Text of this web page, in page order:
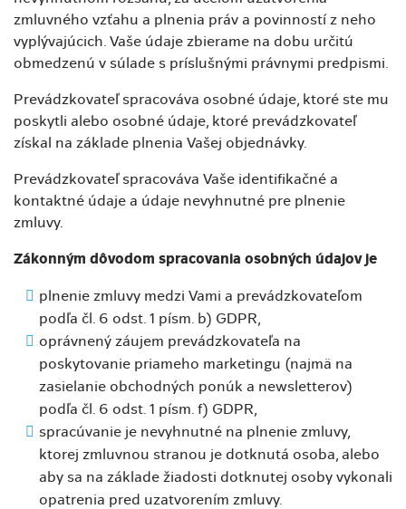
zmluvného vzťahu a plnenia práv a povinností z neho
vyplývajúcich. Vaše údaje zbierame na dobu určitú
obmedzenú v súlade s príslušnými právnymi predpismi.
Prevádzkovateľ spracováva osobné údaje, ktoré ste mu
poskytli alebo osobné údaje, ktoré prevádzkovateľ
získal na základe plnenia Vašej objednávky.
Prevádzkovateľ spracováva Vaše identifikačné a
kontaktné údaje a údaje nevyhnutné pre plnenie
zmluvy.
Zákonným dôvodom spracovania osobných údajov je
plnenie zmluvy medzi Vami a prevádzkovateľom
podľa čl. 6 odst. 1 písm. b) GDPR,
oprávnený záujem prevádzkovateľa na
poskytovanie priameho marketingu (najmä na
zasielanie obchodných ponúk a newsletterov)
podľa čl. 6 odst. 1 písm. f) GDPR,
spracúvanie je nevyhnutné na plnenie zmluvy,
ktorej zmluvnou stranou je dotknutá osoba, alebo
aby sa na základe žiadosti dotknutej osoby vykonali
opatrenia pred uzatvorením zmluvy.